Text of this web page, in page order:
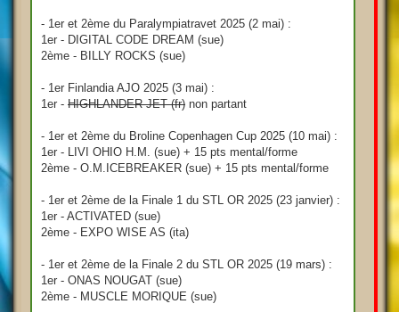
- 1er et 2ème du Paralympiatravet 2025 (2 mai) :
1er - DIGITAL CODE DREAM (sue)
2ème - BILLY ROCKS (sue)
- 1er Finlandia AJO 2025 (3 mai) :
1er - HIGHLANDER JET (fr) non partant
- 1er et 2ème du Broline Copenhagen Cup 2025 (10 mai) :
1er - LIVI OHIO H.M. (sue) + 15 pts mental/forme
2ème - O.M.ICEBREAKER (sue) + 15 pts mental/forme
- 1er et 2ème de la Finale 1 du STL OR 2025 (23 janvier) :
1er - ACTIVATED (sue)
2ème - EXPO WISE AS (ita)
- 1er et 2ème de la Finale 2 du STL OR 2025 (19 mars) :
1er - ONAS NOUGAT (sue)
2ème - MUSCLE MORIQUE (sue)